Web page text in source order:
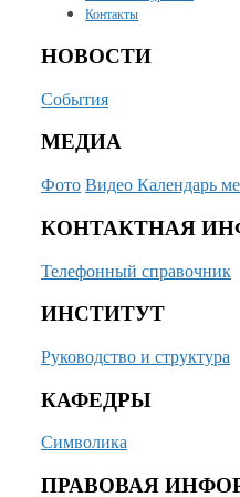
Контакты
НОВОСТИ
События
МЕДИА
Фото Видео Календарь
КОНТАКТНАЯ
Телефонный справочник
ИНСТИТУТ
Руководство и структура
КАФЕДРЫ
Символика
ПРАВОВАЯ